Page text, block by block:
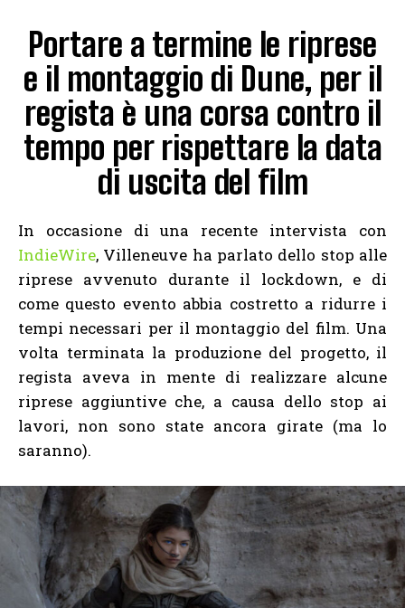
Portare a termine le riprese
e il montaggio di Dune, per il
regista è una corsa contro il
tempo per rispettare la data
di uscita del film
In occasione di una recente intervista con
IndieWire, Villeneuve ha parlato dello stop alle
riprese avvenuto durante il lockdown, e di
come questo evento abbia costretto a ridurre i
tempi necessari per il montaggio del film. Una
volta terminata la produzione del progetto, il
regista aveva in mente di realizzare alcune
riprese aggiuntive che, a causa dello stop ai
lavori, non sono state ancora girate (ma lo
saranno).